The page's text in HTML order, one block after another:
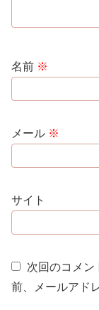
名前 ※
メール ※
サイト
次回のコメン
前、メールアド